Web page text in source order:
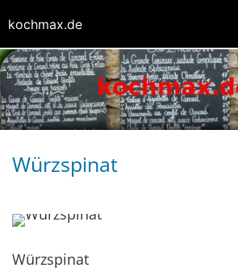
Würzspinat
Würzspinat
kochmax.de